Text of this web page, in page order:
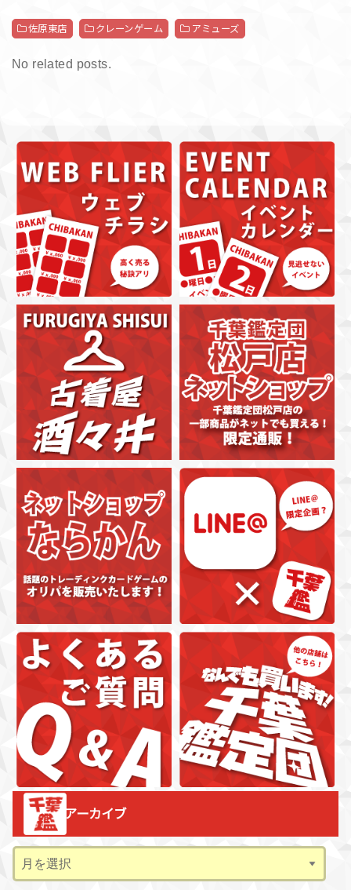
佐原東店 クレーンゲーム アミューズ
No related posts.
アーカイブ
ー